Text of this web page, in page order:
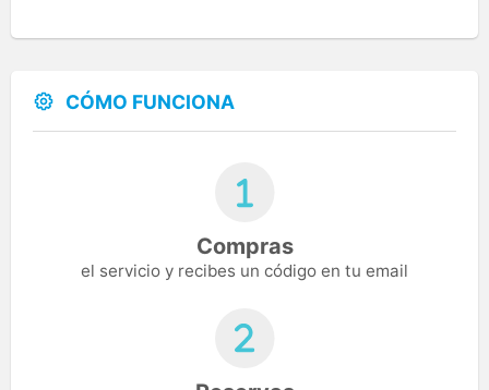
CÓMO FUNCIONA
Compras
el servicio y recibes un código en tu email